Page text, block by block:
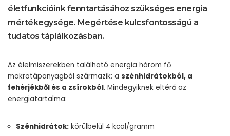
életfunkcióink fenntartásához szükséges energia
mértékegysége. Megértése kulcsfontosságú a
tudatos táplálkozásban.
Az élelmiszerekben található energia három fő
makrotápanyagból származik: a szénhidrátokból, a
fehérjékből és a zsírokból. Mindegyiknek eltérő az
energiatartalma:
Szénhidrátok: körülbelül 4 kcal/gramm